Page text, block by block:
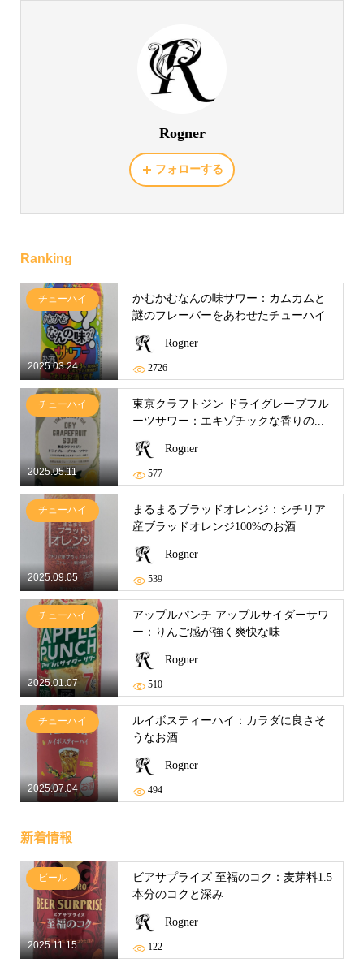
Rogner
フォローする
Ranking
2025.03.24
チューハイ
かむかむなんの味サワー：カムカムと
謎のフレーバーをあわせたチューハイ
Rogner
2726
2025.05.11
チューハイ
東京クラフトジン ドライグレープフル
ーツサワー：エキゾチックな香りの...
Rogner
577
2025.09.05
チューハイ
まるまるブラッドオレンジ：シチリア
産ブラッドオレンジ100%のお酒
Rogner
539
2025.01.07
チューハイ
アップルパンチ アップルサイダーサワ
ー：りんご感が強く爽快な味
Rogner
510
2025.07.04
チューハイ
ルイボスティーハイ：カラダに良さそ
うなお酒
Rogner
494
新着情報
2025.11.15
ビール
ビアサプライズ 至福のコク：麦芽料1.5
本分のコクと深み
Rogner
122